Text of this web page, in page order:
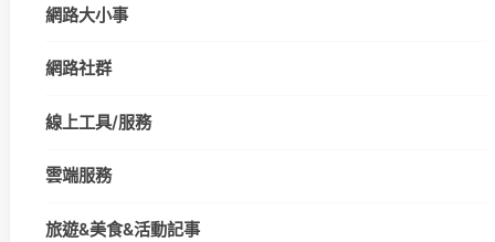
網路大小事
網路社群
線上工具/服務
雲端服務
旅遊&美食&活動記事